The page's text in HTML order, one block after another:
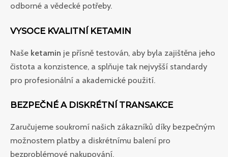
odborné a vědecké potřeby.
VYSOCE KVALITNÍ KETAMIN
Naše ketamin je přísně testován, aby byla zajištěna jeho
čistota a konzistence, a splňuje tak nejvyšší standardy
pro profesionální a akademické použití.
BEZPEČNÉ A DISKRÉTNÍ TRANSAKCE
Zaručujeme soukromí našich zákazníků díky bezpečným
možnostem platby a diskrétnímu balení pro
bezproblémové nakupování.